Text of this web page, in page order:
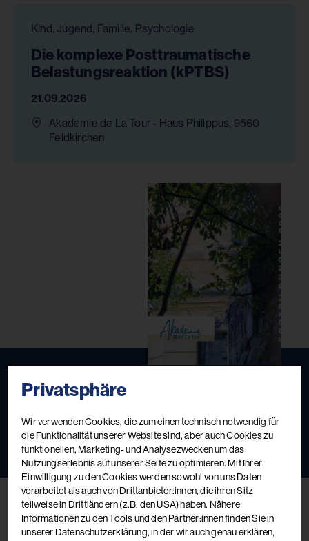
Kind, Jugend, Familie, Psychologie
Die komplexe Posttraumatische
Belastungsreaktion (kPTBS)
21.09.2026
Akademie de La Tour - Haus Philippus, 9560
Feldkirchen
Fortbildungskatalog 2026
Das aktuelle Kursbuch
Jetzt ansehen Jetzt bestellen
Privatsphäre
Wir verwenden Cookies, die zum einen technisch notwendig für
die Funktionalität unserer Website sind, aber auch Cookies zu
funktionellen, Marketing- und Analysezwecken um das
Nutzungserlebnis auf unserer Seite zu optimieren. Mit Ihrer
Einwilligung zu den Cookies werden sowohl von uns Daten
verarbeitet als auch von Drittanbieter:innen, die ihren Sitz
teilweise in Drittländern (z.B. den USA) haben. Nähere
Informationen zu den Tools und den Partner:innen finden Sie in
unserer Datenschutzerklärung, in der wir auch genau erklären,